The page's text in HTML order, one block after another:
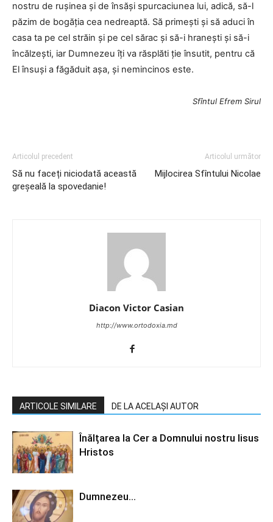
nostru de rușinea și de însăși spurcaciunea lui, adică, să-l
păzim de bogăția cea nedreaptă. Să primești și să aduci în
casa ta pe cel străin și pe cel sărac și să-i hranești și să-i
încălzești, iar Dumnezeu îți va răsplăti ție însutit, pentru că
El însuși a făgăduit așa, și nemincinos este.
Sfîntul Efrem Sirul
Articolul precedent
Să nu faceți niciodată această
greşeală la spovedanie!
Articolul următor
Mijlocirea Sfîntului Nicolae
Diacon Victor Casian
http://www.ortodoxia.md
ARTICOLE SIMILARE DE LA ACELAȘI AUTOR
Înălțarea la Cer a Domnului nostru Iisus
Hristos
Dumnezeu…